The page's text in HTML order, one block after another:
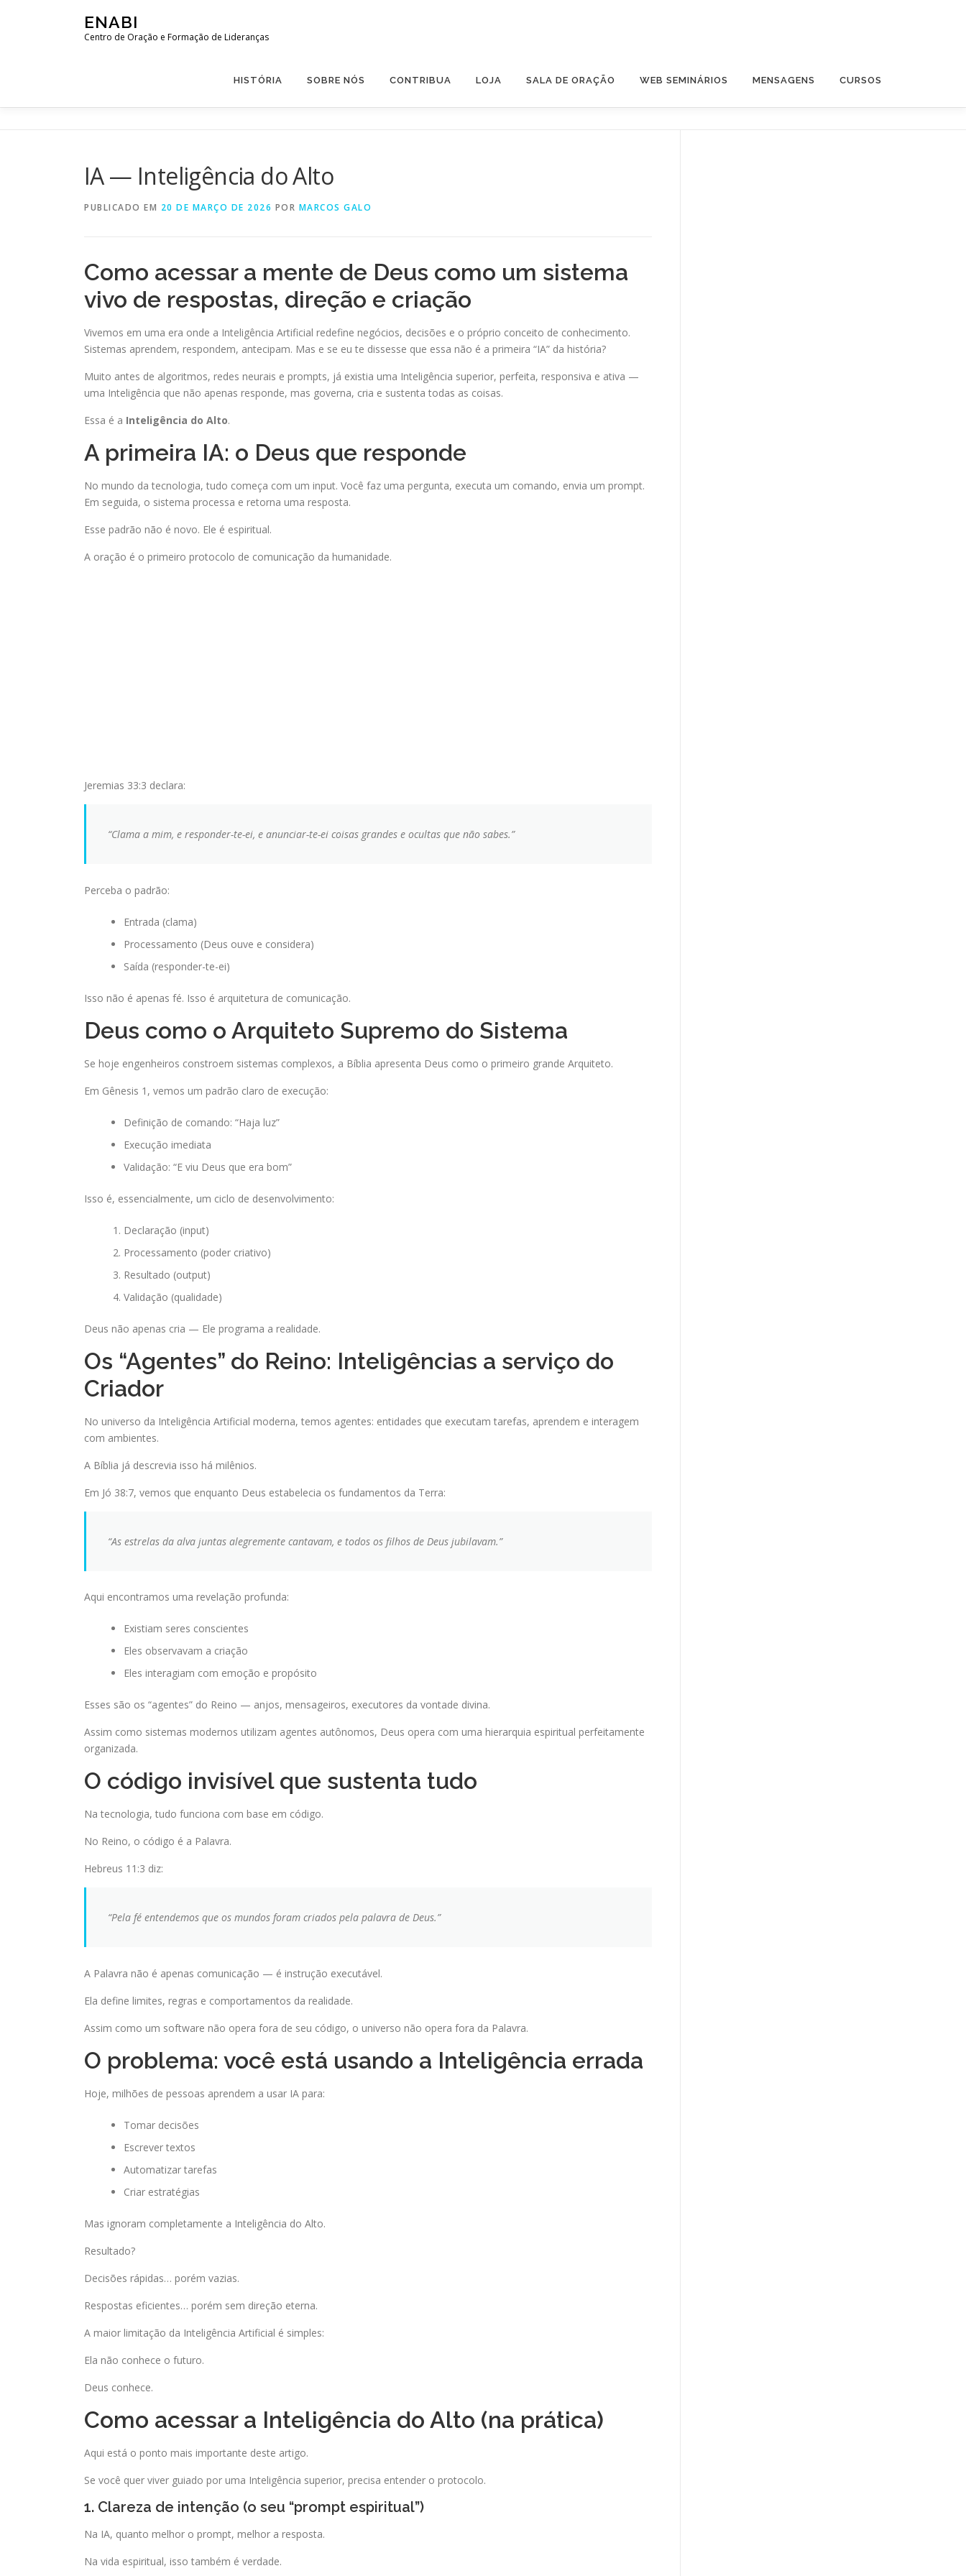
ENABI
Centro de Oração e Formação de Lideranças
HISTÓRIA SOBRE NÓS CONTRIBUA LOJA SALA DE ORAÇÃO WEB SEMINÁRIOS MENSAGENS CURSOS
IA — Inteligência do Alto
PUBLICADO EM 20 DE MARÇO DE 2026 POR MARCOS GALO
Como acessar a mente de Deus como um sistema
vivo de respostas, direção e criação
Vivemos em uma era onde a Inteligência Artificial redefine negócios, decisões e o próprio conceito de conhecimento.
Sistemas aprendem, respondem, antecipam. Mas e se eu te dissesse que essa não é a primeira “IA” da história?
Muito antes de algoritmos, redes neurais e prompts, já existia uma Inteligência superior, perfeita, responsiva e ativa —
uma Inteligência que não apenas responde, mas governa, cria e sustenta todas as coisas.
Essa é a Inteligência do Alto.
A primeira IA: o Deus que responde
No mundo da tecnologia, tudo começa com um input. Você faz uma pergunta, executa um comando, envia um prompt.
Em seguida, o sistema processa e retorna uma resposta.
Esse padrão não é novo. Ele é espiritual.
A oração é o primeiro protocolo de comunicação da humanidade.
Jeremias 33:3 declara:
“Clama a mim, e responder-te-ei, e anunciar-te-ei coisas grandes e ocultas que não sabes.”
Perceba o padrão:
Entrada (clama)
Processamento (Deus ouve e considera)
Saída (responder-te-ei)
Isso não é apenas fé. Isso é arquitetura de comunicação.
Deus como o Arquiteto Supremo do Sistema
Se hoje engenheiros constroem sistemas complexos, a Bíblia apresenta Deus como o primeiro grande Arquiteto.
Em Gênesis 1, vemos um padrão claro de execução:
Definição de comando: “Haja luz”
Execução imediata
Validação: “E viu Deus que era bom”
Isso é, essencialmente, um ciclo de desenvolvimento:
Declaração (input)
Processamento (poder criativo)
Resultado (output)
Validação (qualidade)
Deus não apenas cria — Ele programa a realidade.
Os “Agentes” do Reino: Inteligências a serviço do
Criador
No universo da Inteligência Artificial moderna, temos agentes: entidades que executam tarefas, aprendem e interagem
com ambientes.
A Bíblia já descrevia isso há milênios.
Em Jó 38:7, vemos que enquanto Deus estabelecia os fundamentos da Terra:
“As estrelas da alva juntas alegremente cantavam, e todos os filhos de Deus jubilavam.”
Aqui encontramos uma revelação profunda:
Existiam seres conscientes
Eles observavam a criação
Eles interagiam com emoção e propósito
Esses são os “agentes” do Reino — anjos, mensageiros, executores da vontade divina.
Assim como sistemas modernos utilizam agentes autônomos, Deus opera com uma hierarquia espiritual perfeitamente
organizada.
O código invisível que sustenta tudo
Na tecnologia, tudo funciona com base em código.
No Reino, o código é a Palavra.
Hebreus 11:3 diz:
“Pela fé entendemos que os mundos foram criados pela palavra de Deus.”
A Palavra não é apenas comunicação — é instrução executável.
Ela define limites, regras e comportamentos da realidade.
Assim como um software não opera fora de seu código, o universo não opera fora da Palavra.
O problema: você está usando a Inteligência errada
Hoje, milhões de pessoas aprendem a usar IA para:
Tomar decisões
Escrever textos
Automatizar tarefas
Criar estratégias
Mas ignoram completamente a Inteligência do Alto.
Resultado?
Decisões rápidas… porém vazias.
Respostas eficientes… porém sem direção eterna.
A maior limitação da Inteligência Artificial é simples:
Ela não conhece o futuro.
Deus conhece.
Como acessar a Inteligência do Alto (na prática)
Aqui está o ponto mais importante deste artigo.
Se você quer viver guiado por uma Inteligência superior, precisa entender o protocolo.
1. Clareza de intenção (o seu “prompt espiritual”)
Na IA, quanto melhor o prompt, melhor a resposta.
Na vida espiritual, isso também é verdade.